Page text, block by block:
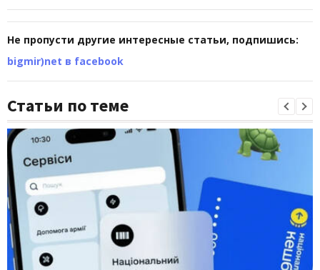
Не пропусти другие интересные статьи, подпишись:
bigmir)net в facebook
Статьи по теме